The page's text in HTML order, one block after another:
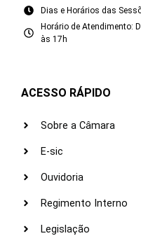
Dias e Horários das
Horário de Atendimento:
às 17h
ACESSO RÁPIDO
Sobre a Câmara
E-sic
Ouvidoria
Regimento Interno
Legislação